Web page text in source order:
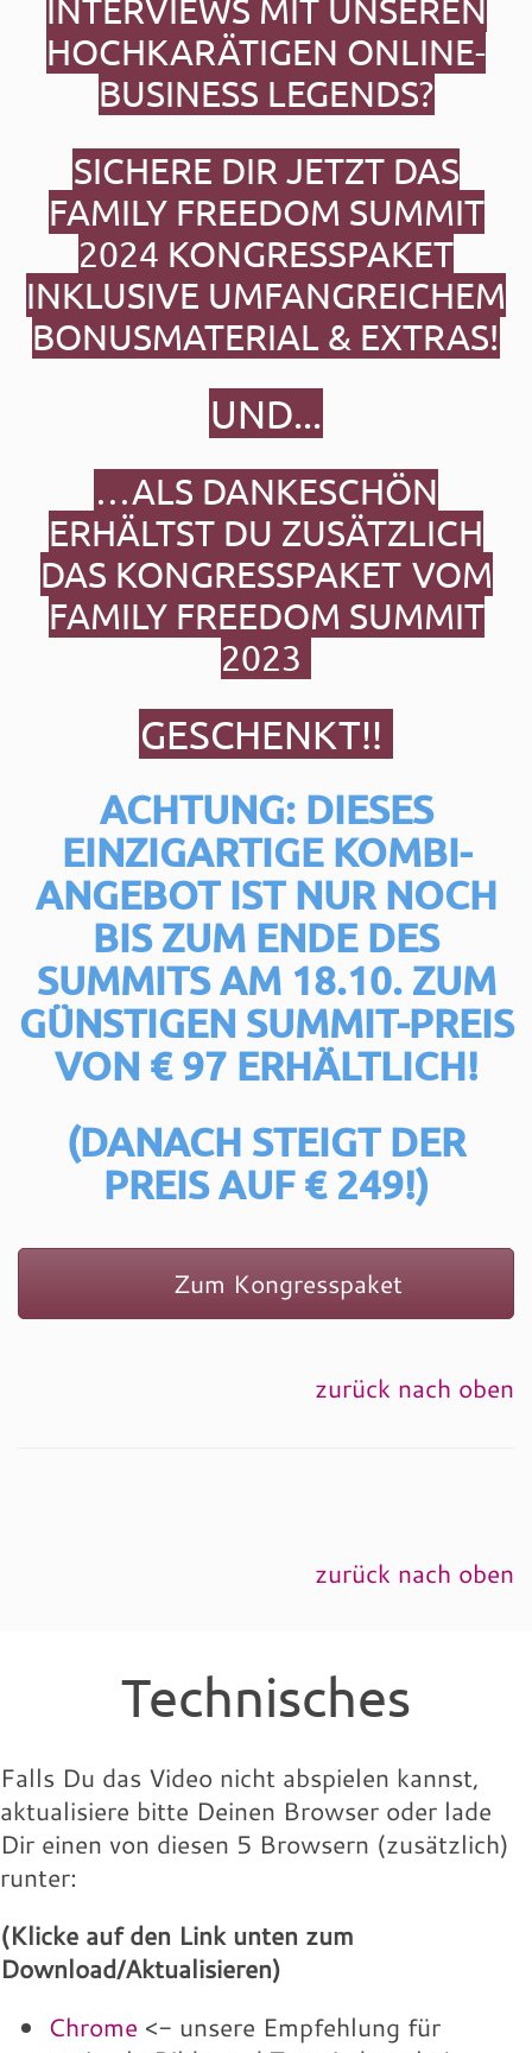
INTERVIEWS MIT UNSEREN
HOCHKARÄTIGEN ONLINE-
BUSINESS LEGENDS?
SICHERE DIR JETZT DAS
FAMILY FREEDOM SUMMIT
2024 KONGRESSPAKET
INKLUSIVE UMFANGREICHEM
BONUSMATERIAL & EXTRAS!
UND...
…ALS DANKESCHÖN
ERHÄLTST DU ZUSÄTZLICH
DAS KONGRESSPAKET VOM
FAMILY FREEDOM SUMMIT
2023
GESCHENKT!!
ACHTUNG: DIESES
EINZIGARTIGE KOMBI-
ANGEBOT IST NUR NOCH
BIS ZUM ENDE DES
SUMMITS AM 18.10. ZUM
GÜNSTIGEN SUMMIT-PREIS
VON € 97 ERHÄLTLICH!
(DANACH STEIGT DER
PREIS AUF € 249!)
Zum Kongresspaket
zurück nach oben
zurück nach oben
Technisches
Falls Du das Video nicht abspielen kannst,
aktualisiere bitte Deinen Browser oder lade
Dir einen von diesen 5 Browsern (zusätzlich)
runter:
(Klicke auf den Link unten zum
Download/Aktualisieren)
Chrome <- unsere Empfehlung für